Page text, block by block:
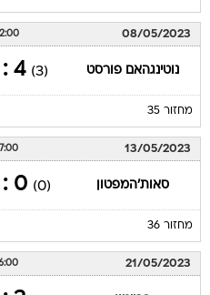
נוטינגהאם פורסט (3)
4 : 3
מחזור 35
13/05/2023
סאות'המפטון (0)
0 : 2
מחזור 36
21/05/2023
ברייטון (2)
3 : 1